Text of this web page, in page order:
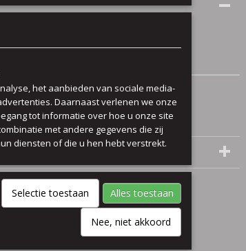
rock
het aanbieden van sociale media-
Daarnaast verlenen we onze
tot informatie over hoe u onze site
met andere gegevens die zij
diensten of die u hen hebt verstrekt.
Selectie toestaan Alles toestaan
Nee, niet akkoord